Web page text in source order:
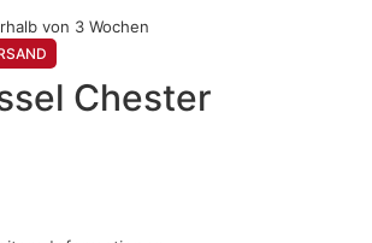
von 3 Wochen
Chester